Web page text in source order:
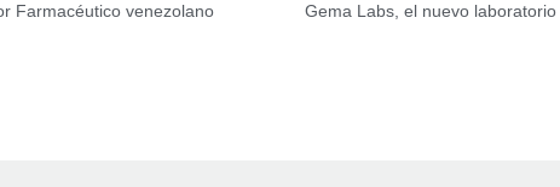
Farmacéutico venezolano